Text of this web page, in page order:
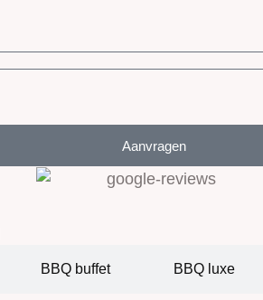
Aanvragen
BBQ buffet BBQ luxe